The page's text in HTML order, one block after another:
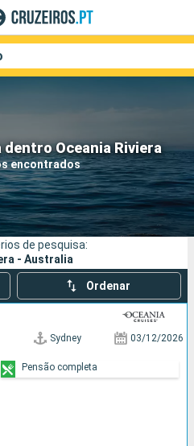
Oceania Riviera
encontrados
Companhias
Pesquisar
de pesquisa:
- Australia
Ordenar
Sydney 03/12/2026
Pensão completa